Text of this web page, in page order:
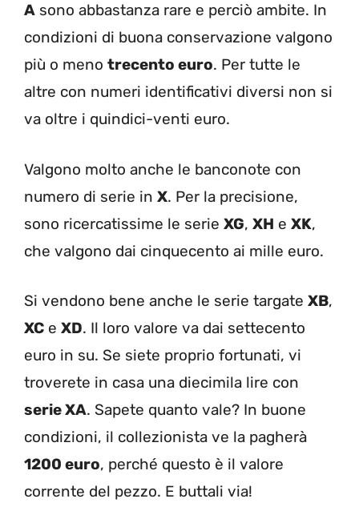
A sono abbastanza rare e perciò ambite. In
condizioni di buona conservazione valgono
più o meno trecento euro. Per tutte le
altre con numeri identificativi diversi non si
va oltre i quindici-venti euro.
Valgono molto anche le banconote con
numero di serie in X. Per la precisione,
sono ricercatissime le serie XG, XH e XK,
che valgono dai cinquecento ai mille euro.
Si vendono bene anche le serie targate XB,
XC e XD. Il loro valore va dai settecento
euro in su. Se siete proprio fortunati, vi
troverete in casa una diecimila lire con
serie XA. Sapete quanto vale? In buone
condizioni, il collezionista ve la pagherà
1200 euro, perché questo è il valore
corrente del pezzo. E buttali via!